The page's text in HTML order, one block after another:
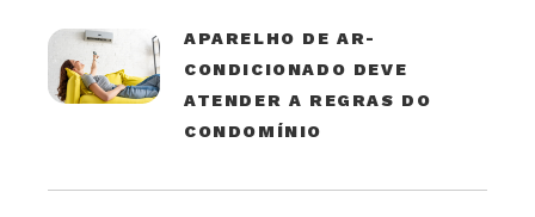
APARELHO DE AR-
CONDICIONADO DEVE
ATENDER A REGRAS DO
CONDOMÍNIO